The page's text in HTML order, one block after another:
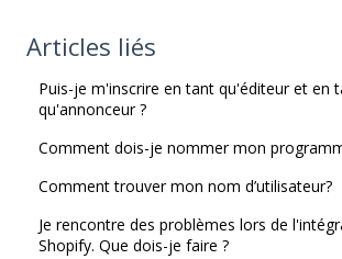
Articles liés
Puis-je m'inscrire en tant qu'éditeur et en
qu'annonceur ?
Comment dois-je nommer mon
Comment trouver mon nom d’utilisateur?
Je rencontre des problèmes lors de
Shopify. Que dois-je faire ?